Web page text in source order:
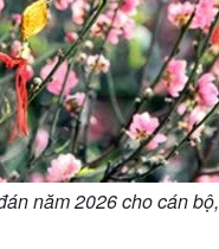
năm 2026 cho cán